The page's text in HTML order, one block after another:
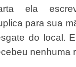
ela
para sua
do local.
nenhuma